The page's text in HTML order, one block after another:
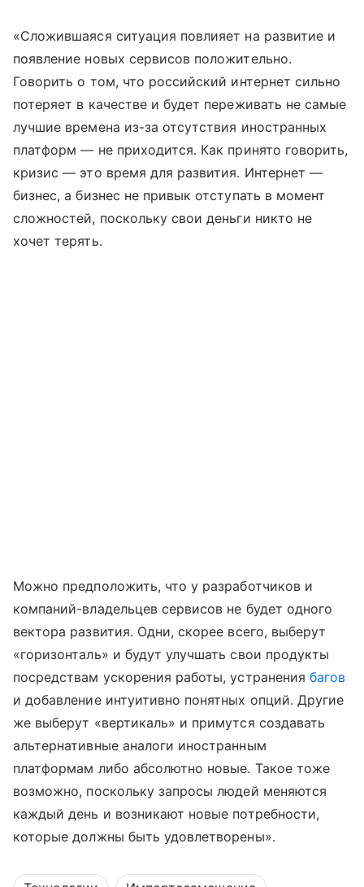
«Сложившаяся ситуация повлияет на развитие и
появление новых сервисов положительно.
Говорить о том, что российский интернет сильно
потеряет в качестве и будет переживать не самые
лучшие времена из-за отсутствия иностранных
платформ — не приходится. Как принято говорить,
кризис — это время для развития. Интернет —
бизнес, а бизнес не привык отступать в момент
сложностей, поскольку свои деньги никто не
хочет терять.
Можно предположить, что у разработчиков и
компаний-владельцев сервисов не будет одного
вектора развития. Одни, скорее всего, выберут
«горизонталь» и будут улучшать свои продукты
посредствам ускорения работы, устранения багов
и добавление интуитивно понятных опций. Другие
же выберут «вертикаль» и примутся создавать
альтернативные аналоги иностранным
платформам либо абсолютно новые. Такое тоже
возможно, поскольку запросы людей меняются
каждый день и возникают новые потребности,
которые должны быть удовлетворены».